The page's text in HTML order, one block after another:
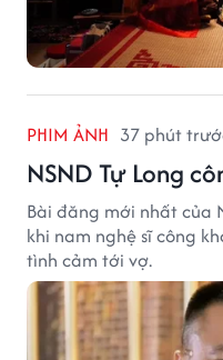
PHIM ẢNH 37 phút
NSND Tự Long
Bài đăng mới nhất của
khi nam nghệ sĩ công
tình cảm tới vợ.